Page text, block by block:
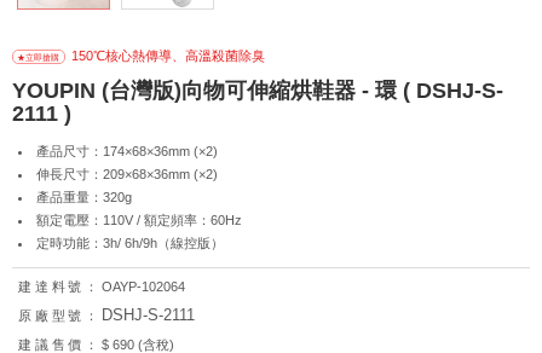
150℃核心熱傳導、高溫殺菌除臭
YOUPIN (台灣版)向物可伸縮烘鞋器 - 環 ( DSHJ-S-
2111 )
產品尺寸：174×68×36mm (×2)
伸長尺寸：209×68×36mm (×2)
產品重量：320g
額定電壓：110V / 額定頻率：60Hz
定時功能：3h/ 6h/9h（線控版）
建達料號：
OAYP-102064
原廠型號：
DSHJ-S-2111
建議售價： $ 690 (含稅)